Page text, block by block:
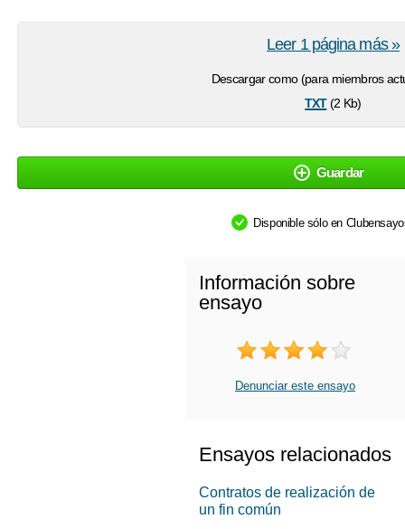
Descargar como (para miembros
txt(2 Kb)
Leer 1 página más »
Guardar
Disponible sólo en
Información sobre
ensayo
Denunciar este ensayo
Ensayos relacionados
Contratos de realización de
un fin común